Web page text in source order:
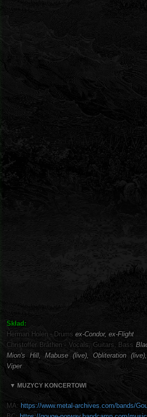
Skład:
Herman Holen - Drums ex-Condor, ex-Flight
Christoffer Bråthen - Vocals, Guitars, Bass
Mion's Hill, Mabuse (live), Obliteration
Viper
▼ MUZYCY KONCERTOWI
MA: https://www.metal-archives.com/bands/